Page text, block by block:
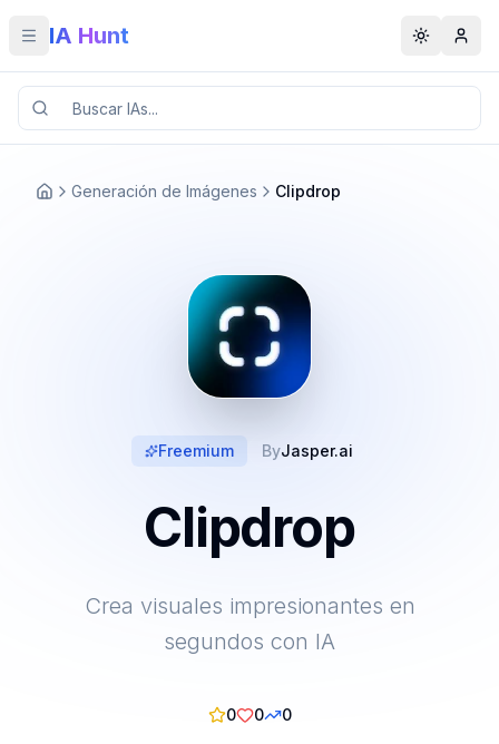
Toggle menu
IA Hunt Toggle
Generación de Imágenes Clipdrop
Freemium ByJasper.ai
Clipdrop
Crea visuales impresionantes en
segundos con IA
0 0 0